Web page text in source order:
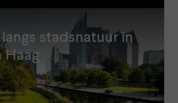
stadsnatuur in
Haag